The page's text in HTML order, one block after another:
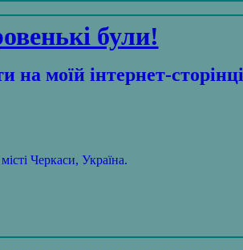
були!
на моїй інтернет-сторінці
Черкаси, Україна.